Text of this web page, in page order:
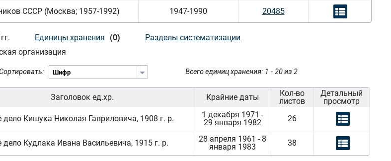
СССР (Москва; 1957-1992) 1947-1990 20485
Единицы хранения (0)
Разделы систематизации
организация
Всего единиц хранения: 1 - 20 из 2
Заголовок ед.хр. Крайние даты
Кол-во
листов
Детальный
просмотр
дело Кишука Николая Гавриловича, 1908 г. р.
1 декабря 1971 -
29 января 1982
26
дело Кудлака Ивана Васильевича, 1915 г. р.
28 апреля 1961 - 8
января 1983
38